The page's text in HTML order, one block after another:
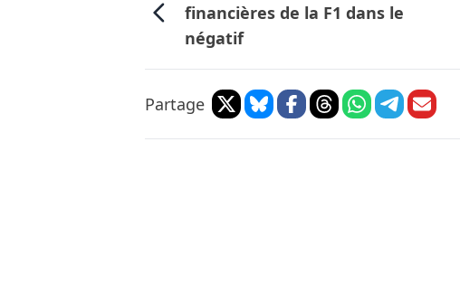
financières de la F1 dans le
négatif
Partage